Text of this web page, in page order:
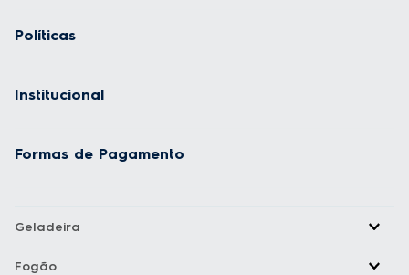
Políticas
Institucional
Formas de Pagamento
Geladeira
Fogão